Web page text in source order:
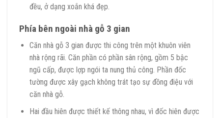
đều, ở dạng xoắn khá đẹp.
Phía bên ngoài nhà gỗ 3 gian
Căn nhà gỗ 3 gian được thi công trên một khuôn viên
nhà rộng rãi. Căn phần có phần sân rộng, gồm 5 bậc
ngũ cấp, được lợp ngói ta nung thủ công. Phần đốc
tường được xây gạch không trát tạo sự đồng điệu với
căn nhà gỗ.
Hai đầu hiên được thiết kế thông nhau, vì đốc hiên được